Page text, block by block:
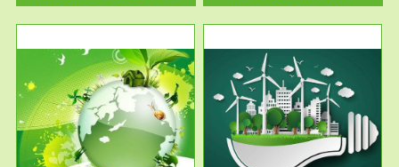
服务范围
废气测试
检测范围工业废气检测包括有机